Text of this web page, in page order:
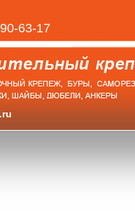
63-17